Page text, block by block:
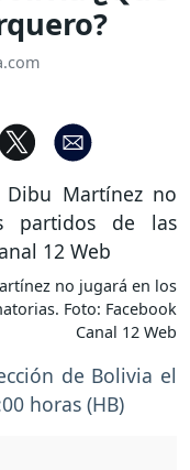
no jugará en los
Foto: Facebook
Canal 12 Web
de Bolivia el
horas (HB)